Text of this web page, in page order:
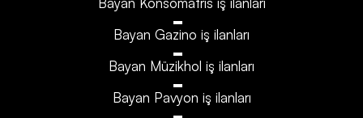
Bayan Gazino iş ilanları
Bayan Müzikhol iş ilanları
Bayan Pavyon iş ilanları